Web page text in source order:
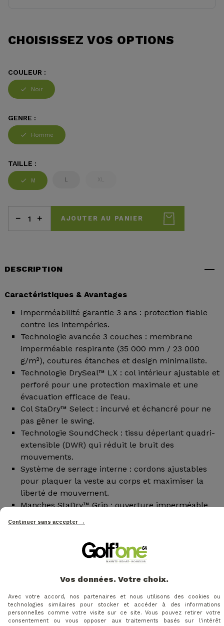
CHOISISSEZ VOS OPTIONS
COULEUR :
Noir
GENRE :
Homme
TAILLE :
M L XL
AJOUTER AU PANIER
DESCRIPTION
Caractéristiques & Avantages
Imperméabilité garantie 3 ans : protection fiable
contre les intempéries.
Technologie avancée 3 couches : membrane
imperméable respirante (35 000 mm / 23 000
g/m²), coutures étanches et design minimaliste.
Technologie DrySeal™ LX : col intérieur ajustable et
perforé pour une protection maximale et une
évacuation efficace de l’eau.
Col StaDry™ Select : incurvé et échancré pour ne
pas gêner le swing.
Technologie SoundCheck : tissu déperlant quadri-
extensible (DWR) qui réduit le bruit des
mouvements.
Système de serrage interne : cordons ajustables
pour plaquer la veste au corps et maximiser la
liberté de mouvement.
Manches StaDry™ Grip : ouverture imperméable
Continuer sans accepter →
Vos données. Votre choix.
Avec votre accord, nos partenaires et nous utilisons des cookies ou
technologies similaires pour stocker et accéder à des informations
personnelles comme votre visite sur ce site. Vous pouvez retirer votre
consentement ou vous opposer aux traitements basés sur l'intérêt